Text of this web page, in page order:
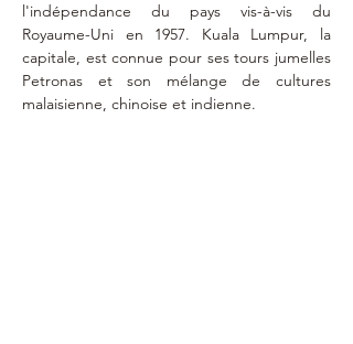
l'indépendance du pays vis-à-vis du
Royaume-Uni en 1957. Kuala Lumpur, la
capitale, est connue pour ses tours jumelles
Petronas et son mélange de cultures
malaisienne, chinoise et indienne.